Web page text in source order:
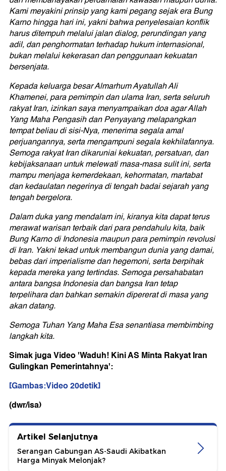
Kami meyakini prinsip yang kami pegang sejak era Bung
Karno hingga hari ini, yakni bahwa penyelesaian konflik
harus ditempuh melalui jalan dialog, perundingan yang
adil, dan penghormatan terhadap hukum internasional,
bukan melalui kekerasan dan penggunaan kekuatan
bersenjata.
Kepada keluarga besar Almarhum Ayatullah Ali
Khamenei, para pemimpin dan ulama Iran, serta seluruh
rakyat Iran, izinkan saya menyampaikan doa agar Allah
Yang Maha Pengasih dan Penyayang melapangkan
tempat beliau di sisi-Nya, menerima segala amal
perjuangannya, serta mengampuni segala kekhilafannya.
Semoga rakyat Iran dikaruniai kekuatan, persatuan, dan
kebijaksanaan untuk melewati masa-masa sulit ini, serta
mampu menjaga kemerdekaan, kehormatan, martabat
dan kedaulatan negerinya di tengah badai sejarah yang
tengah bergelora.
Dalam duka yang mendalam ini, kiranya kita dapat terus
merawat warisan terbaik dari para pendahulu kita, baik
Bung Karno di Indonesia maupun para pemimpin revolusi
di Iran. Yakni tekad untuk membangun dunia yang damai,
bebas dari imperialisme dan hegemoni, serta berpihak
kepada mereka yang tertindas. Semoga persahabatan
antara bangsa Indonesia dan bangsa Iran tetap
terpelihara dan bahkan semakin dipererat di masa yang
akan datang.
Semoga Tuhan Yang Maha Esa senantiasa membimbing
langkah kita.
Simak juga Video 'Waduh! Kini AS Minta Rakyat Iran
Gulingkan Pemerintahnya':
[Gambas:Video 20detik]
(dwr/isa)
Artikel Selanjutnya
Serangan Gabungan AS-Saudi Akibatkan
Harga Minyak Melonjak?